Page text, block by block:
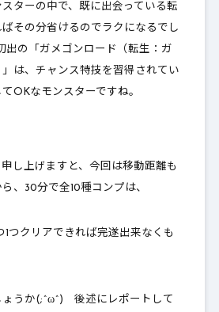
ターの中で、既に出会っている転
その分省けるのでラクになるでし
出の「ガメゴンロード（転生：ガ
は、チャンス特技を習得されてい
OKなモンスターですね。
し上げますと、今回は移動距離も
、30分で全10種コンプは、
1つクリアできれば完遂出来なくも
ょうか(;^ω^) 後述にレポートして